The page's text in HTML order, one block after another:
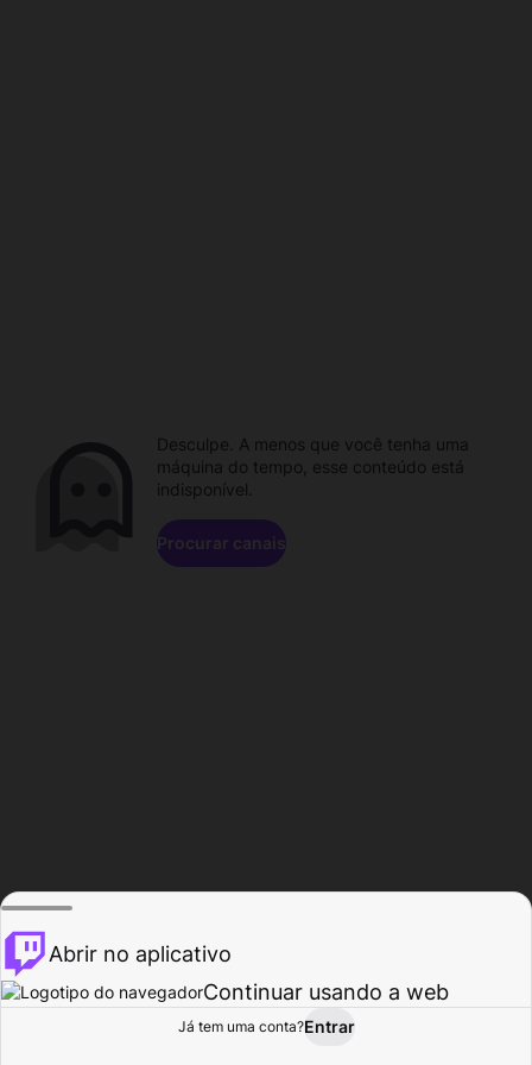
Procurar Atividade
Desculpe. A menos que você tenha uma
máquina do tempo, esse conteúdo está
indisponível.
Procurar canais
Abrir no aplicativo
Continuar usando a web
Já tem uma conta?Entrar